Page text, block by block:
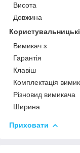
Висота
Довжина
Вимикач з
Гарантія
Клавіш
Комплектація
Різновид вимикача
Ширина
Приховати